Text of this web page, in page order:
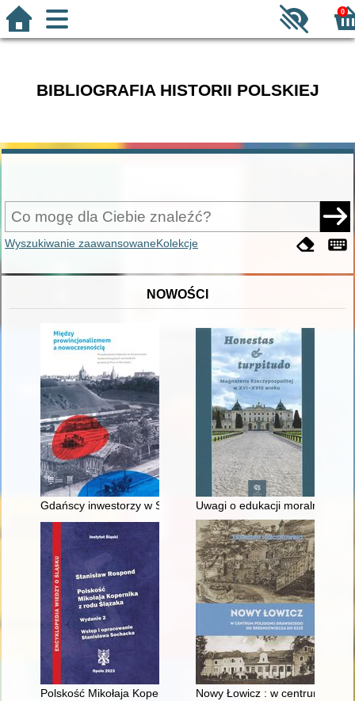
0
BIBLIOGRAFIA HISTORII POLSKIEJ
Wyszukiwanie zaawansowaneKolekcje
NOWOŚCI
Gdańscy inwestorzy w Sopocie : prestiż finansowy i
Uwagi o edukacji moralnej
Polskość Mikołaja Kopernika z rodu ŚlązakaNowy Łowicz : w centrum